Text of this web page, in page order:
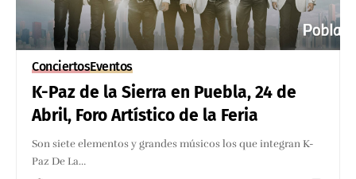
ConciertosEventos
K-Paz de la Sierra en Puebla, 24 de
Abril, Foro Artístico de la Feria
Son siete elementos y grandes músicos los que integran K-
Paz De La…